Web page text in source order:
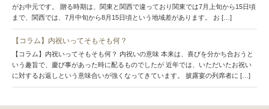
がお中元です。 贈る時期は、関東と関西で違っており関東では7月上旬から15日頃
まで、関西では、7月中旬から8月15日頃という地域差があります。 お […]
【コラム】内祝いってそもそも何？
【コラム】内祝いってそもそも何？ 内祝いの意味 本来は、喜びを分かち合おうと
いう趣旨で、慶び事があった時に配るものでしたが 近年では、いただいたお祝い
に対するお返しという意味合いが強くなってきています。 披露宴の列席者に […]